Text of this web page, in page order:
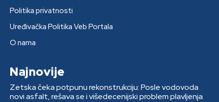
Politika privatnosti
Uređivačka Politika Veb Portala
O nama
Najnovije
Zetska čeka potpunu rekonstrukciju: Posle vodovoda
novi asfalt, rešava se i višedecenijski problem plavljenja